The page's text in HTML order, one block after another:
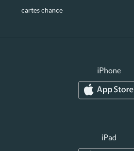
cartes chance
iPhone
iPad